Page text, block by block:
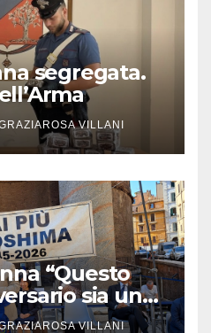
segregata.
VILLANI
“Questo
sia un
VILLANI